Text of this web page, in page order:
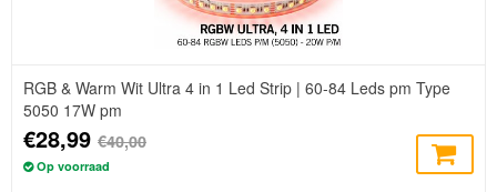
RGB & Warm Wit Ultra 4 in 1 Led Strip | 60-84 Leds pm Type
5050 17W pm
€28,99 €40,00
Op voorraad